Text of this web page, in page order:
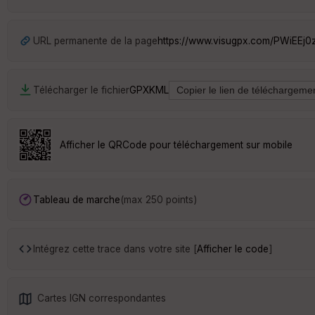
URL permanente de la pagehttps://www.visugpx.com/
Télécharger le fichierGPXKML
Afficher le QRCode pour téléchargement sur mobile
Tableau de marche(max 250 points)
Intégrez cette trace dans votre site [Afficher le code]
Cartes IGN correspondantes